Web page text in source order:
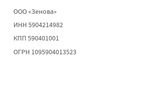
ООО «Зенова»
ИНН 5904214982
КПП 590401001
ОГРН 1095904013523